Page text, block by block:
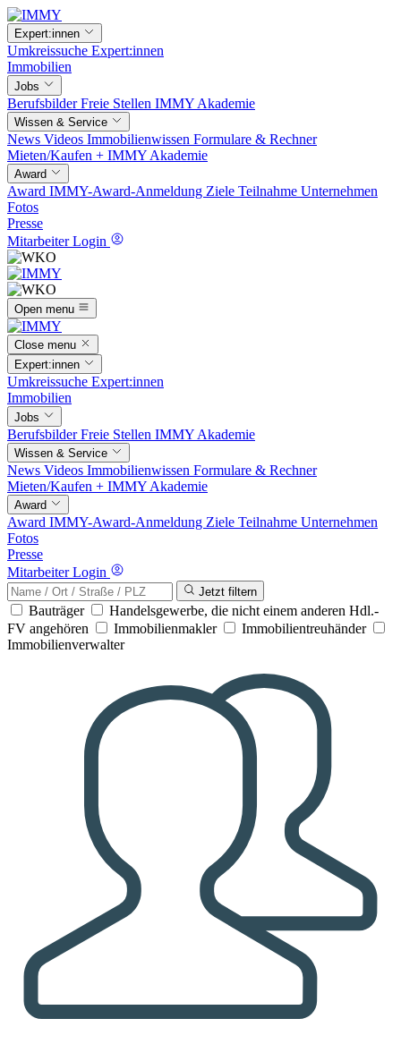
Expert:innen
Umkreissuche Expert:innen
Immobilien
Jobs
BerufsbilderFreie Stellen IMMY Akademie
Wissen & Service
News Videos Immobilienwissen Formulare & Rechner
Mieten/Kaufen + IMMY Akademie
Award
Award IMMY-Award-Anmeldung Ziele Teilnahme Unternehmen
Fotos
Presse
Mitarbeiter Login
Open menu
Close menu
Expert:innen
Umkreissuche Expert:innen
Immobilien
Jobs
BerufsbilderFreie Stellen IMMY Akademie
Wissen & Service
News Videos Immobilienwissen Formulare & Rechner
Mieten/Kaufen + IMMY Akademie
Award
Award IMMY-Award-Anmeldung Ziele Teilnahme Unternehmen
Fotos
Presse
Mitarbeiter Login
Jetzt filtern
Bauträger
Handelsgewerbe, die nicht einem anderen Hdl.-
FV angehören
Immobilienmakler
Immobilientreuhänder
Immobilienverwalter